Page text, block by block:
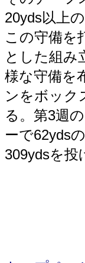
20yds以上
この守備を
とした組み
様な守備を
ンをボック
る。第3週
ーで62yds
309ydsを投